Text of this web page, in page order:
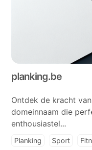
planking.be
Ontdek de kracht
domeinnaam die
enthousiastel...
Planking Sport